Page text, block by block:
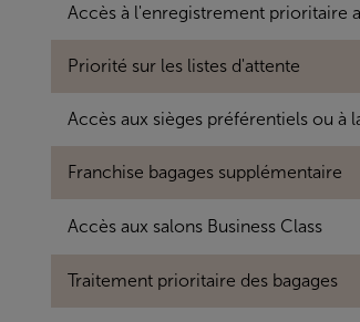
Accès à l'enregistrement prioritaire
Priorité sur les listes d'attente
Accès aux sièges préférentiels ou à
Franchise bagages supplémentaire
Accès aux salons Business Class
Traitement prioritaire des bagages